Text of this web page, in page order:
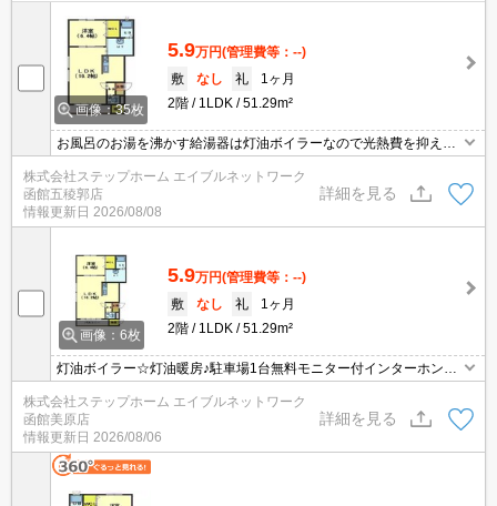
画像：35枚
5.9万円(管理費等：--)
敷
なし 礼
1ヶ月
2階
1LDK 51.29m²
お風呂のお湯を沸かす給湯器は灯油ボイラーなので光熱費を抑えら
れて経済的です☆モニター付きインターホンなので来訪者を確認で
きて安心。灯油暖房付き。
株式会社ステップホーム エイブルネットワーク
函館五稜郭店
情報更新日 2026/08/08
詳細を見る
画像：6枚
5.9万円(管理費等：--)
敷
なし 礼
1ヶ月
2階
1LDK 51.29m²
灯油ボイラー☆灯油暖房♪駐車場1台無料モニター付インターホン有
ベランダ
株式会社ステップホーム エイブルネットワーク
函館美原店
情報更新日 2026/08/06
詳細を見る